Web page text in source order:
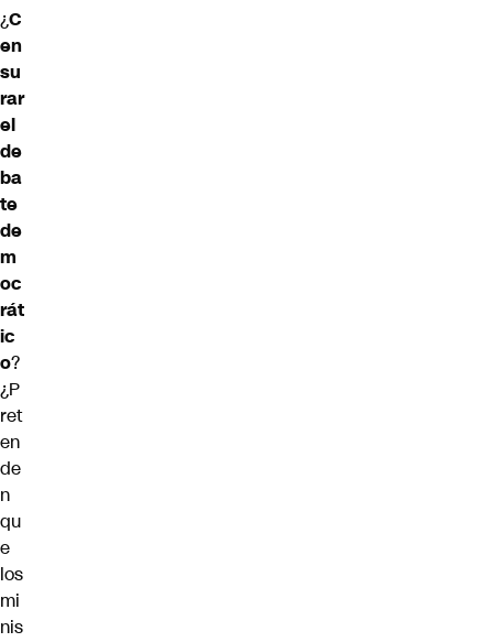
¿C
en
su
rar
el
de
ba
te
de
m
oc
rát
ic
o?
¿P
ret
en
de
n
qu
e
los
mi
nis